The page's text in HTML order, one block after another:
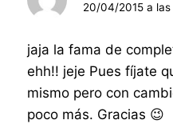
20/04/2015 a las
jaja la fama de
ehh!! jeje Pues fíjate
mismo pero con
poco más. Gracias 😉